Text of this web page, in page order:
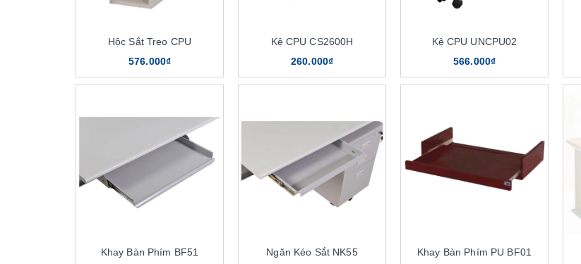
Hộc Sắt Treo CPU
576.000₫
Kệ CPU CS2600H
260.000₫
Kệ CPU UNCPU02
566.000₫
Khay Bàn Phím BF51
Ngăn Kéo Sắt NK55
Khay Bàn Phím PU BF01